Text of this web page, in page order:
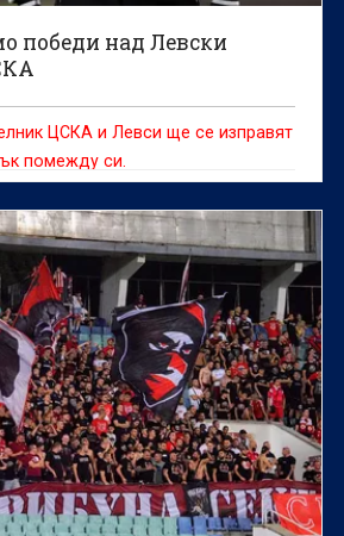
победи над Левски
ЦСКА и Левси ще се изправят
помежду си.